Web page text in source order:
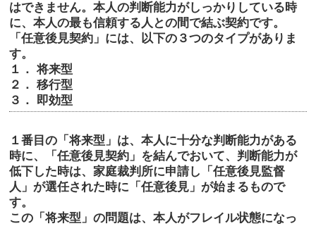
はできません。本人の判断能力がしっかりしている時
に、本人の最も信頼する人との間で結ぶ契約です。
「任意後見契約」には、以下の３つのタイプがありま
す。
１． 将来型
２． 移行型
３． 即効型
１番目の「将来型」は、本人に十分な判断能力がある
時に、「任意後見契約」を結んでおいて、判断能力が
低下した時は、家庭裁判所に申請し「任意後見監督
人」が選任された時に「任意後見」が始まるもので
す。
この「将来型」の問題は、本人がフレイル状態になっ